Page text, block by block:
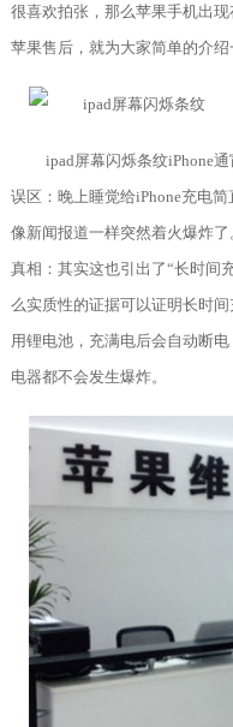
很喜欢拍张，那么苹果手机出
苹果售后，就为大家简单的介绍
ipad屏幕闪烁条纹iPhone
误区：晚上睡觉给iPhone充电
像新闻报道一样突然着火爆炸了
真相：其实这也引出了“长时间
么实质性的证据可以证明长时
用锂电池，充满电后会自动断
电器都不会发生爆炸。